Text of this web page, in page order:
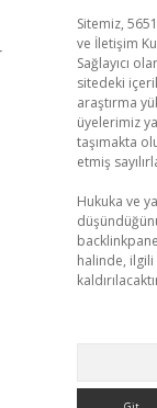
Sitemiz,
ve İletişim
Sağlayıcı
sitedeki
araştırma
üyelerimiz
taşımakta
etmiş
Hukuka ve
halinde,